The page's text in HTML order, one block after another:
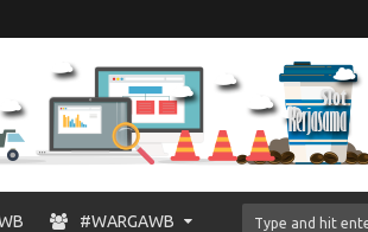
#WARGAWB